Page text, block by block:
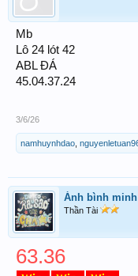
Mb
Lô 24 lót 42
ABL ĐÁ
45.04.37.24
3/6/26
namhuynhdao
Ánh bình
Thần Tài
63.36